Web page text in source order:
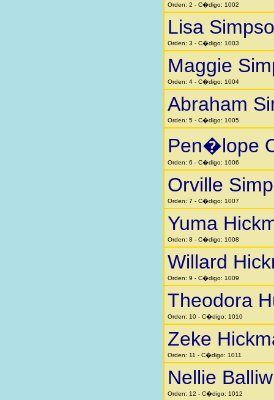
Orden: 2 - C�digo: 1002
Lisa
Orden: 3 - C�digo: 1003
Maggie
Orden: 4 - C�digo: 1004
Abraham
Orden: 5 - C�digo: 1005
Pen�lope
Orden: 6 - C�digo: 1006
Orville
Orden: 7 - C�digo: 1007
Yuma
Orden: 8 - C�digo: 1008
Willard
Orden: 9 - C�digo: 1009
Theodora
Orden: 10 - C�digo: 1010
Zeke
Orden: 11 - C�digo: 1011
Nellie
Orden: 12 - C�digo: 1012